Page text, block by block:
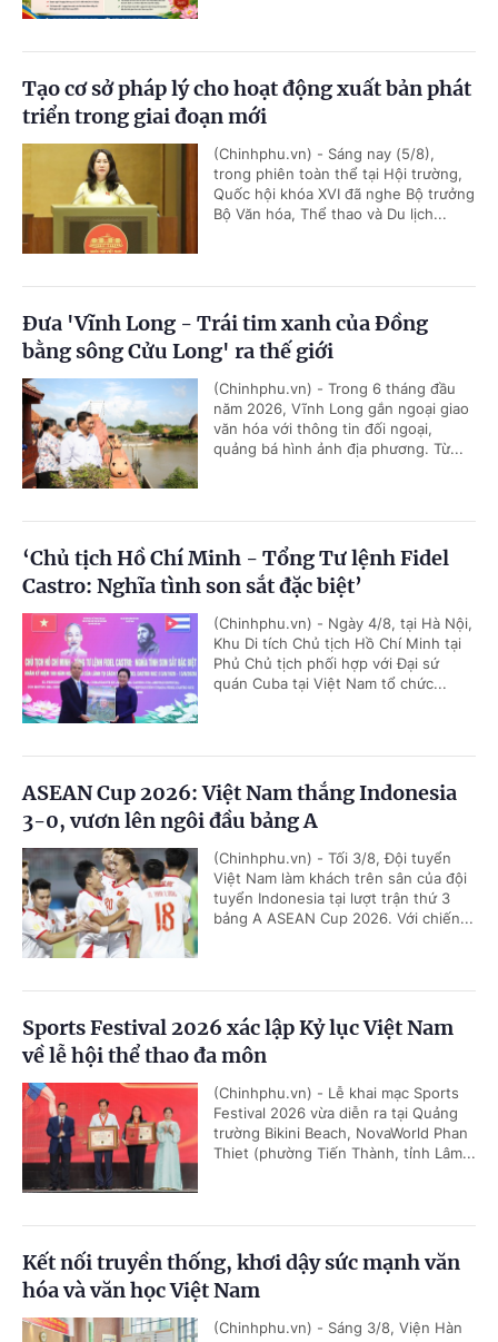
Tạo cơ sở pháp lý cho hoạt động xuất bản phát
triển trong giai đoạn mới
(Chinhphu.vn) - Sáng nay (5/8),
trong phiên toàn thể tại Hội trường,
Quốc hội khóa XVI đã nghe Bộ trưởng
Bộ Văn hóa, Thể thao và Du lịch...
Đưa 'Vĩnh Long - Trái tim xanh của Đồng
bằng sông Cửu Long' ra thế giới
(Chinhphu.vn) - Trong 6 tháng đầu
năm 2026, Vĩnh Long gắn ngoại giao
văn hóa với thông tin đối ngoại,
quảng bá hình ảnh địa phương. Từ...
‘Chủ tịch Hồ Chí Minh - Tổng Tư lệnh Fidel
Castro: Nghĩa tình son sắt đặc biệt’
(Chinhphu.vn) - Ngày 4/8, tại Hà Nội,
Khu Di tích Chủ tịch Hồ Chí Minh tại
Phủ Chủ tịch phối hợp với Đại sứ
quán Cuba tại Việt Nam tổ chức...
ASEAN Cup 2026: Việt Nam thắng Indonesia
3-0, vươn lên ngôi đầu bảng A
(Chinhphu.vn) - Tối 3/8, Đội tuyển
Việt Nam làm khách trên sân của đội
tuyển Indonesia tại lượt trận thứ 3
bảng A ASEAN Cup 2026. Với chiến...
Sports Festival 2026 xác lập Kỷ lục Việt Nam
về lễ hội thể thao đa môn
(Chinhphu.vn) - Lễ khai mạc Sports
Festival 2026 vừa diễn ra tại Quảng
trường Bikini Beach, NovaWorld Phan
Thiet (phường Tiến Thành, tỉnh Lâm...
Kết nối truyền thống, khơi dậy sức mạnh văn
hóa và văn học Việt Nam
(Chinhphu.vn) - Sáng 3/8, Viện Hàn